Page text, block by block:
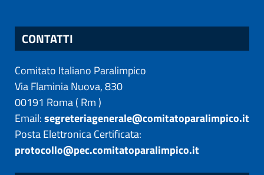
CONTATTI
Comitato Italiano Paralimpico
Via Flaminia Nuova, 830
00191 Roma( Rm)
Email:segreteriagenerale@comitatoparalimpico.it
Posta Elettronica Certificata:
protocollo@pec.comitatoparalimpico.it